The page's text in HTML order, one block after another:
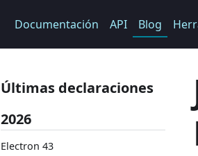
Documentación API Blog
Últimas declaraciones
2026
Electron 43